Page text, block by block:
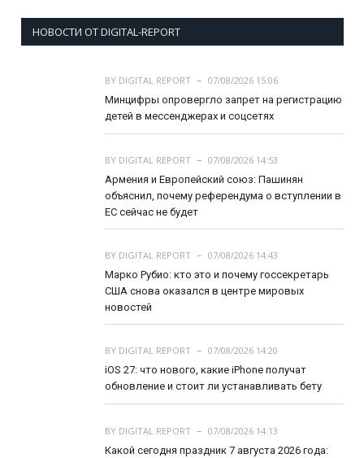
НОВОСТИ ОТ DIGITAL-REPORT
BY DIGITAL REPORT
07/08/2026 15:06
Минцифры опровергло запрет на регистрацию
детей в мессенджерах и соцсетях
BY DIGITAL REPORT
07/08/2026 14:53
Армения и Европейский союз: Пашинян
объяснил, почему референдума о вступлении в
ЕС сейчас не будет
BY DIGITAL REPORT
07/08/2026 14:43
Марко Рубио: кто это и почему госсекретарь
США снова оказался в центре мировых
новостей
BY DIGITAL REPORT
07/08/2026 14:20
iOS 27: что нового, какие iPhone получат
обновление и стоит ли устанавливать бету
BY DIGITAL REPORT
07/08/2026 14:13
Какой сегодня праздник 7 августа 2026 года: